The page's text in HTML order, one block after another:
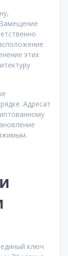
этих
Адресат
ключ